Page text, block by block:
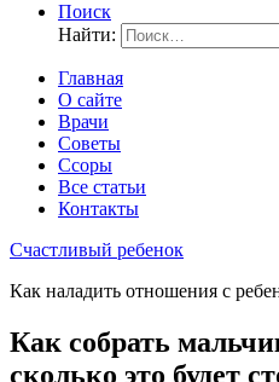
Поиск
Найти:
Главная
О сайте
Врачи
Советы
Ссоры
Все статьи
Контакты
Счастливый ребенок
Как наладить отношения с
Как собрать
сколько это будет